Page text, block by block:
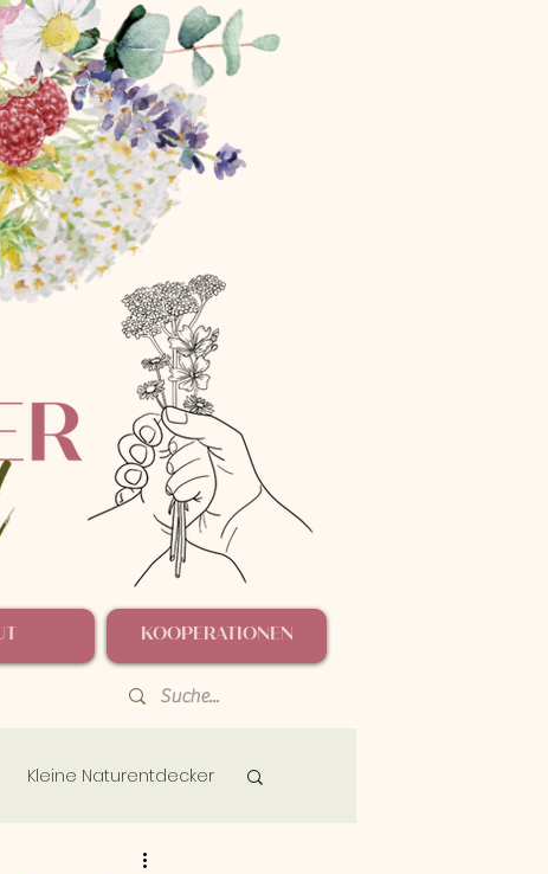
KOOPERATIONEN
Kleine Naturentdecker